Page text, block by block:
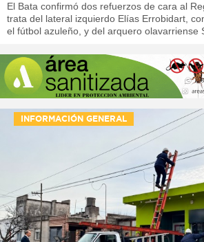
El Bata confirmó dos refuerzos de cara al
trata del lateral izquierdo Elías Errobidart,
el fútbol azuleño, y del arquero olavarriense
INFORMACIÓN GENERAL